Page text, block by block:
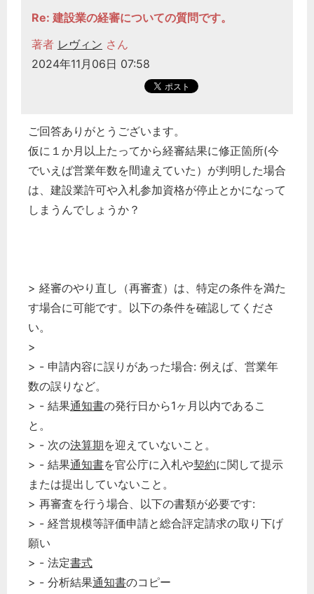
Re: 建設業の経審についての質問です。
著者 レヴィン さん
2024年11月06日 07:58
ご回答ありがとうございます。
仮に１か月以上たってから経審結果に修正箇所(今
でいえば営業年数を間違えていた）が判明した場合
は、建設業許可や入札参加資格が停止とかになって
しまうんでしょうか？
> 経審のやり直し（再審査）は、特定の条件を満た
す場合に可能です。以下の条件を確認してくださ
い。
>
> - 申請内容に誤りがあった場合: 例えば、営業年
数の誤りなど。
> - 結果通知書の発行日から1ヶ月以内であるこ
と。
> - 次の決算期を迎えていないこと。
> - 結果通知書を官公庁に入札や契約に関して提示
または提出していないこと。
> 再審査を行う場合、以下の書類が必要です:
> - 経営規模等評価申請と総合評定請求の取り下げ
願い
> - 法定書式
> - 分析結果通知書のコピー